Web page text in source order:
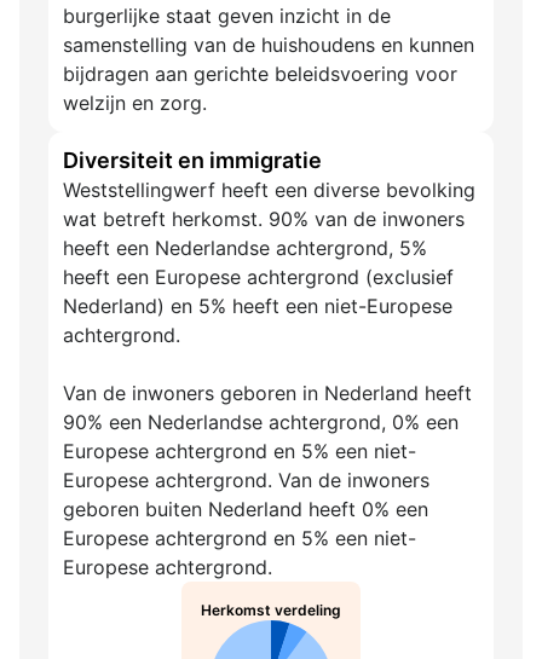
burgerlijke staat geven inzicht in de
samenstelling van de huishoudens en kunnen
bijdragen aan gerichte beleidsvoering voor
welzijn en zorg.
Diversiteit en immigratie
Weststellingwerf heeft een diverse bevolking
wat betreft herkomst. 90% van de inwoners
heeft een Nederlandse achtergrond, 5%
heeft een Europese achtergrond (exclusief
Nederland) en 5% heeft een niet-Europese
achtergrond.
Van de inwoners geboren in Nederland heeft
90% een Nederlandse achtergrond, 0% een
Europese achtergrond en 5% een niet-
Europese achtergrond. Van de inwoners
geboren buiten Nederland heeft 0% een
Europese achtergrond en 5% een niet-
Europese achtergrond.
Herkomst verdeling